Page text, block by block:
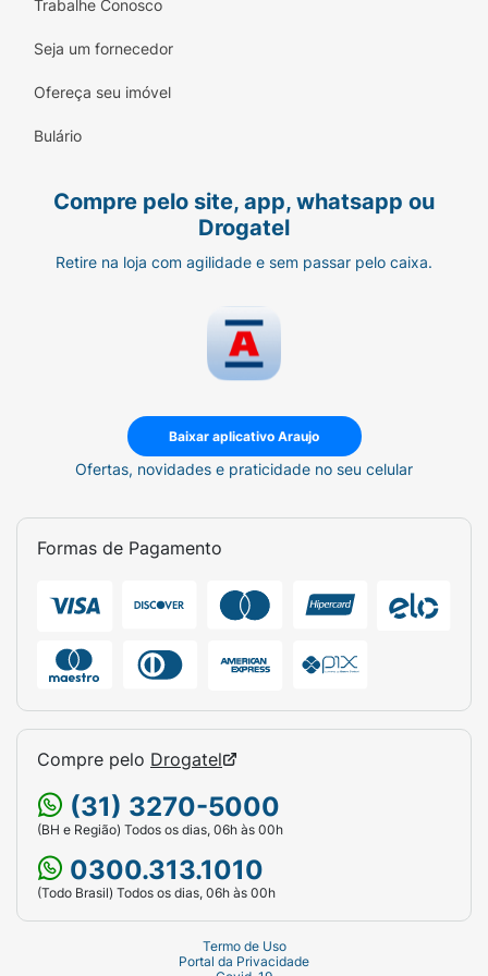
tri-blended
proteína isolada e hidrolisada a um
Informações Nutricionais e Sugestão de
Conteúdo:900g.
21g.
Sabores Disponíveis:Baunilha, Cookies &
Cream, Pistache, Chocolate, entre outros.
Modo de Preparo:Misturar 1scoop
em 150ml de água ou bebida de sua
preferência. Consumir uma vez ao dia,
Trabalhe Conosco
Seja um fornecedor
Ofereça seu imóvel
Bulário
Compre pelo site, app, whatsapp ou
Drogatel
Retire na loja com agilidade e sem passar pelo caixa.
Baixar aplicativo Araujo
Ofertas, novidades e praticidade no seu celular
Formas de Pagamento
Compre pelo Drogatel
(31) 3270-5000
(BH e Região) Todos os dias, 06h às 00h
0300.313.1010
(Todo Brasil) Todos os dias, 06h às 00h
Termo de Uso
Portal da Privacidade